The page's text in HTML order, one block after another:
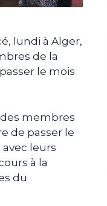
lundi à Alger,
de la
le mois
des membres
de passer le
leurs
à la
du